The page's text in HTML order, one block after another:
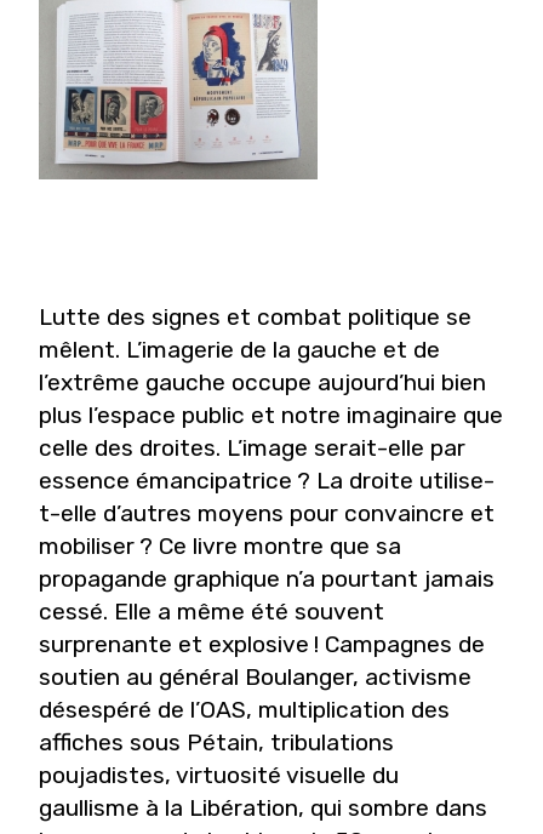
Lutte des signes et combat politique se
mêlent. L’imagerie de la gauche et de
l’extrême gauche occupe aujourd’hui bien
plus l’espace public et notre imaginaire que
celle des droites. L’image serait-elle par
essence émancipatrice ? La droite utilise-
t-elle d’autres moyens pour convaincre et
mobiliser ? Ce livre montre que sa
propagande graphique n’a pourtant jamais
cessé. Elle a même été souvent
surprenante et explosive ! Campagnes de
soutien au général Boulanger, activisme
désespéré de l’OAS, multiplication des
affiches sous Pétain, tribulations
poujadistes, virtuosité visuelle du
gaullisme à la Libération, qui sombre dans